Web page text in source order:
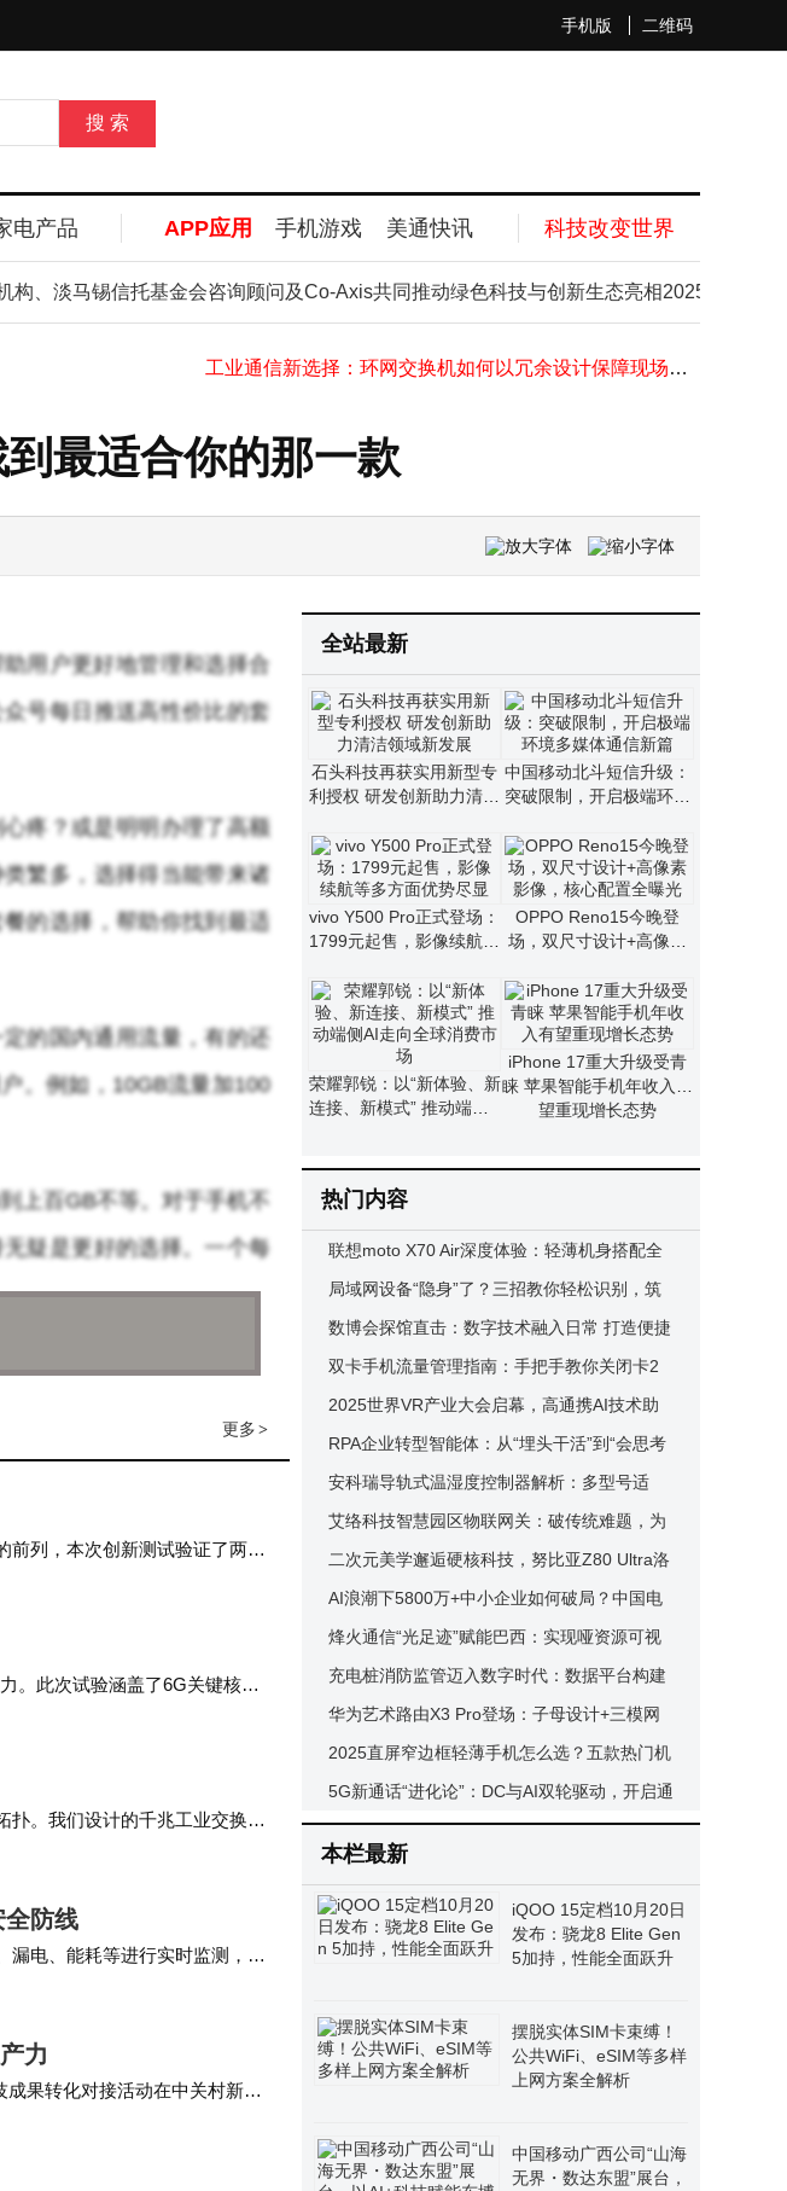
手机版 二维码
电产品 APP应用 手机游戏 美通快讯 科技改变世界
淡马锡信托基金会咨询顾问及Co-Axis共同推动绿色科技与创新生态亮相2025新加坡金融
华为在阿根廷完成5G-A双场景验证 下行峰值速率创新高助力无线发展
中国6G技术首阶段试验圆满收官，通信领域创新再启新程
立讯精密液冷方案：从前瞻布局迈入规模化商用新阶段
最适合你的那一款
用户更好地管理和选择合
号每日推送高性价比的套
疼？或是明明办理了高额
繁多，选择得当能带来诸
的选择，帮助你找到最适
的国内通用流量，有的还
。例如，10GB流量加100
上百GB不等。对于手机不
疑是更好的选择。一个每
量不足而担忧。
更加划算。但需要注意的
通用流量可以在任何APP
导致超额。其次，要确认
用的学习APP或社交APP
和使用习惯，可以选择大
而更换了适合老年人的大
更多 >
前列，本次创新测试验证了两种
。此次试验涵盖了6G关键核心
构建空…
扑。我们设计的千兆工业交换机
住。 …
防线
漏电、能耗等进行实时监测，具
能…
力
成果转化对接活动在中关村新兴
大学、…
全站最新
石头科技再获实用新型专
利授权 研发创新助力清洁
中国移动北斗短信升级：
突破限制，开启极端环境
vivo Y500 Pro正式登场：
1799元起售，影像续航等
OPPO Reno15今晚登
场，双尺寸设计+高像素
荣耀郭锐：以“新体验、新
连接、新模式” 推动端侧A
iPhone 17重大升级受青
睐 苹果智能手机年收入有
望重现增长态势
热门内容
联想moto X70 Air深度体验：轻薄机身搭配全
能表现，2K价位新选择
局域网设备“隐身”了？三招教你轻松识别，筑
牢网络安全防线！
数博会探馆直击：数字技术融入日常 打造便捷
智慧生活新图景
双卡手机流量管理指南：手把手教你关闭卡2
流量，轻松掌控网络使用
2025世界VR产业大会启幕，高通携AI技术助
力XR生态创新发展
RPA企业转型智能体：从“埋头干活”到“会思考
干活”的新征程
安科瑞导轨式温湿度控制器解析：多型号适
配，功能多样精准控温湿
艾络科技智慧园区物联网关：破传统难题，为
园区数智化转型添动力
二次元美学邂逅硬核科技，努比亚Z80 Ultra洛
天依限定版燃动年末市场
AI浪潮下5800万+中小企业如何破局？中国电
信以数智化引擎赋能转型之路
烽火通信“光足迹”赋能巴西：实现哑资源可视
管理，推动光纤网络绿色数智升级
充电桩消防监管迈入数字时代：数据平台构建
全链条安全防护体系
华为艺术路由X3 Pro登场：子母设计+三模网
关，科技美学重塑家居体验
2025直屏窄边框轻薄手机怎么选？五款热门机
型全方位对比来啦
5G新通话“进化论”：DC与AI双轮驱动，开启通
话服务新时代
本栏最新
iQOO 15定档10月20日
发布：骁龙8 Elite Gen
5加持，性能全面跃升
摆脱实体SIM卡束缚！
公共WiFi、eSIM等多样
上网方案全解析
中国移动广西公司“山海
无界・数达东盟”展台，